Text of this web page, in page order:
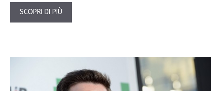
SCOPRI DI PIÙ